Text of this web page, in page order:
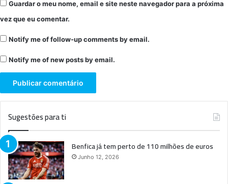
Guardar o meu nome, email e site neste navegador para a próxima
vez que eu comentar.
Notify me of follow-up comments by email.
Notify me of new posts by email.
Sugestões para ti
Benfica já tem perto de 110 milhões de euros
Junho 12, 2026